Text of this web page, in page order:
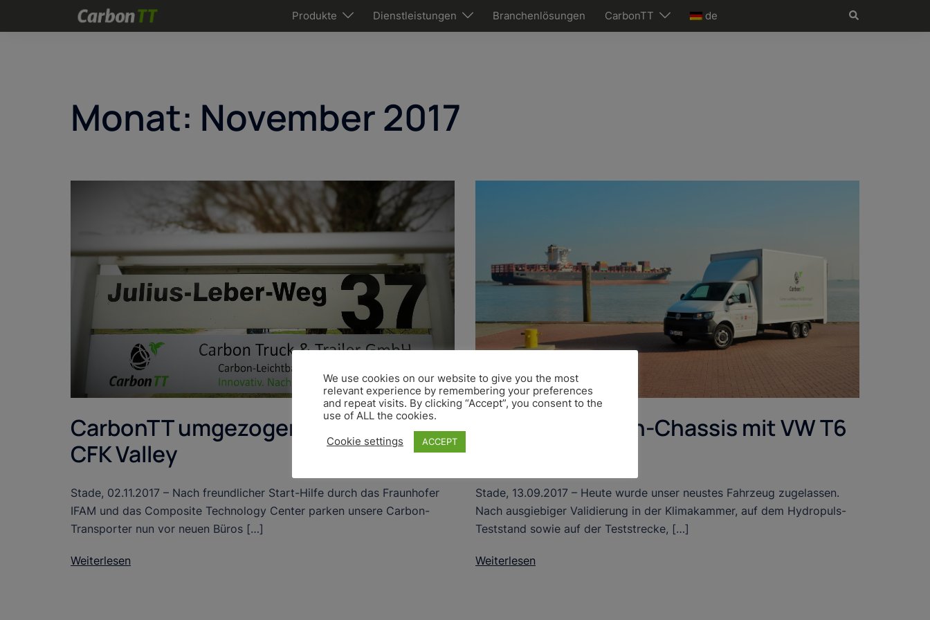
Produkte Dienstleistungen Branchenlösungen CarbonTT de Suche
Monat: November 2017
CarbonTT umgezogen innerhalb des
CFK Valley
Stade, 02.11.2017 – Nach freundlicher Start-Hilfe durch das Fraunhofer
IFAM und das Composite Technology Center parken unsere Carbon-
Transporter nun vor neuen Büros […]
Weiterlesen
Neustes Carbon-Chassis mit VW T6
Stade, 13.09.2017 – Heute wurde unser neustes Fahrzeug zugelassen.
Nach ausgiebiger Validierung in der Klimakammer, auf dem Hydropuls-
Teststand sowie auf der Teststrecke, […]
Weiterlesen
We use cookies on our website to give you the most
relevant experience by remembering your preferences
and repeat visits. By clicking “Accept”, you consent to the
use of ALL the cookies.
Cookie settings ACCEPT